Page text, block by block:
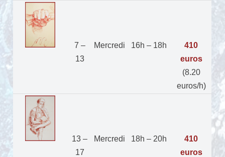
7 –
13
Mercredi 16h – 18h
410
euros
(8.20
euros/h)
13 –
17
Mercredi 18h – 20h
410
euros